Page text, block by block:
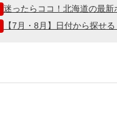
迷ったらココ！北海道の最
【7月・8月】日付から探せ